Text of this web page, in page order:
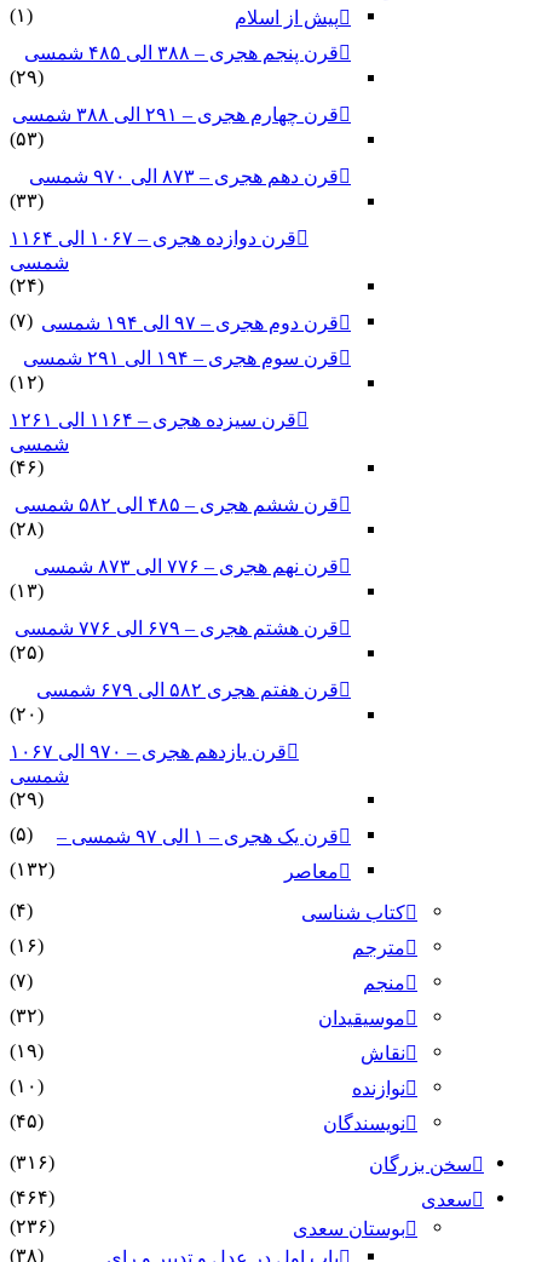
پیش از اسلام
(۱)
قرن پنجم هجری – ۳۸۸ الی ۴۸۵ شمسی
(۲۹)
قرن چهارم هجری – ۲۹۱ الی ۳۸۸ شمسی
(۵۳)
قرن دهم هجری – ۸۷۳ الی ۹۷۰ شمسی
(۳۳)
قرن دوازده هجری – ۱۰۶۷ الی ۱۱۶۴
شمسی
(۲۴)
قرن دوم هجری – ۹۷ الی ۱۹۴ شمسی
(۷)
قرن سوم هجری – ۱۹۴ الی ۲۹۱ شمسی
(۱۲)
قرن سیزده هجری – ۱۱۶۴ الی ۱۲۶۱
شمسی
(۴۶)
قرن ششم هجری – ۴۸۵ الی ۵۸۲ شمسی
(۲۸)
قرن نهم هجری – ۷۷۶ الی ۸۷۳ شمسی
(۱۳)
قرن هشتم هجری – ۶۷۹ الی ۷۷۶ شمسی
(۲۵)
قرن هفتم هجری ۵۸۲ الی ۶۷۹ شمسی
(۲۰)
قرن یازدهم هجری – ۹۷۰ الی ۱۰۶۷
شمسی
(۲۹)
قرن یک هجری – ۱ الی ۹۷ شمسی –
(۵)
معاصر
(۱۳۲)
کتاب شناسی
(۴)
مترجم
(۱۶)
منجم
(۷)
موسیقیدان
(۳۲)
نقاش
(۱۹)
نوازنده
(۱۰)
نویسندگان
(۴۵)
سخن بزرگان
(۳۱۶)
سعدی
(۴۶۴)
بوستان سعدی
(۲۳۶)
(۳۸)